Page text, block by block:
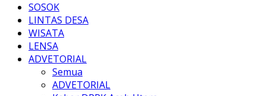
SOSOK
LINTAS DESA
WISATA
LENSA
ADVETORIAL
Semua
ADVETORIAL